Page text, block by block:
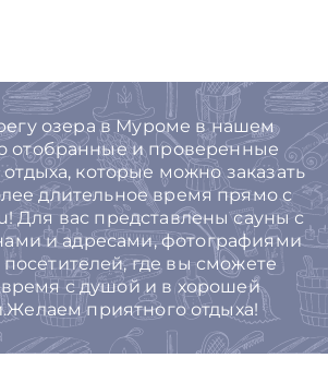
озера в Муроме в нашем
отобранные и проверенные
которые можно заказать
длительное время прямо с
Для вас представлены сауны с
и адресами, фотографиями
где вы сможете
с душой и в хорошей
приятного отдыха!